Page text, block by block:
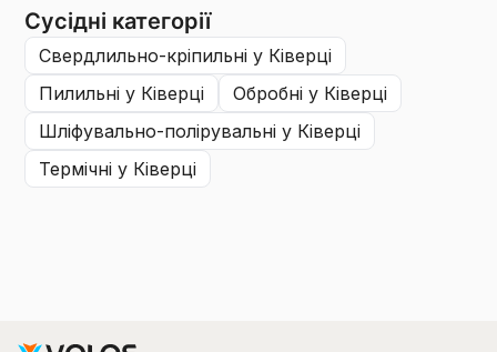
Сусідні категорії
свердлильно-кріпильні у Ківерці
пилильні у Ківерці обробні у Ківерці
шліфувально-полірувальні у Ківерці
термічні у Ківерці